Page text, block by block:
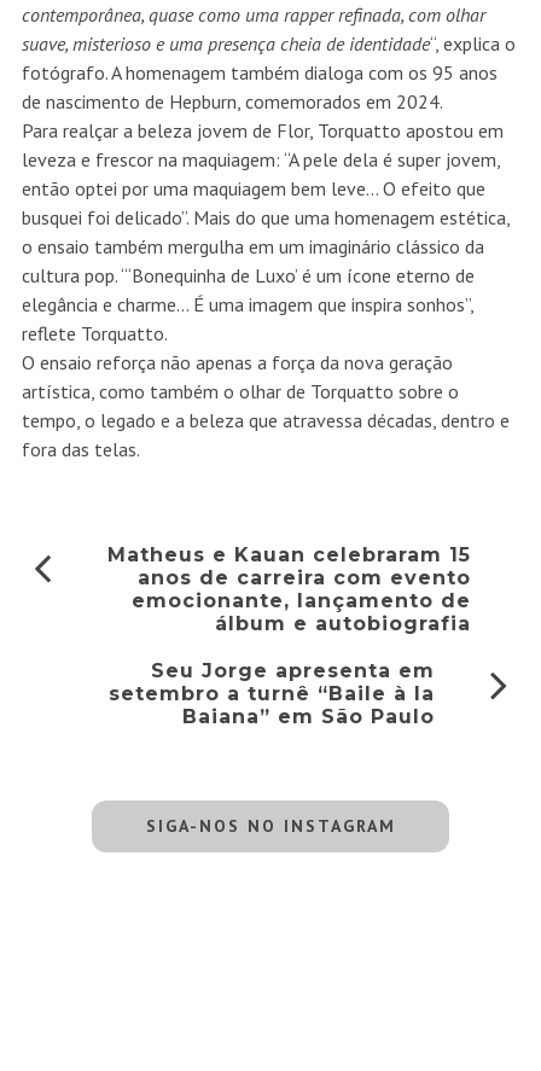
contemporânea, quase como uma rapper refinada, com olhar
suave, misterioso e uma presença cheia de identidade“, explica o
fotógrafo. A homenagem também dialoga com os 95 anos
de nascimento de Hepburn, comemorados em 2024.
Para realçar a beleza jovem de Flor, Torquatto apostou em
leveza e frescor na maquiagem: “A pele dela é super jovem,
então optei por uma maquiagem bem leve… O efeito que
busquei foi delicado”. Mais do que uma homenagem estética,
o ensaio também mergulha em um imaginário clássico da
cultura pop. “‘Bonequinha de Luxo’ é um ícone eterno de
elegância e charme… É uma imagem que inspira sonhos”,
reflete Torquatto.
O ensaio reforça não apenas a força da nova geração
artística, como também o olhar de Torquatto sobre o
tempo, o legado e a beleza que atravessa décadas, dentro e
fora das telas.
Matheus e Kauan celebraram 15
anos de carreira com evento
emocionante, lançamento de
álbum e autobiografia
Seu Jorge apresenta em
setembro a turnê “Baile à la
Baiana” em São Paulo
SIGA-NOS NO INSTAGRAM